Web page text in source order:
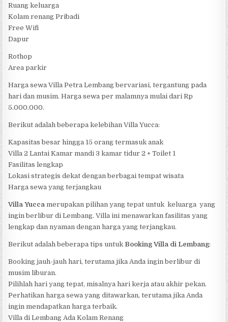
Ruang keluarga
Kolam renang Pribadi
Free Wifi
Dapur
Rothop
Area parkir
Harga sewa Villa Petra Lembang bervariasi, tergantung pada
hari dan musim. Harga sewa per malamnya mulai dari Rp
5.000.000.
Berikut adalah beberapa kelebihan Villa Yucca:
Kapasitas besar hingga 15 orang termasuk anak
Villa 2 Lantai Kamar mandi 3 kamar tidur 2 + Toilet 1
Fasilitas lengkap
Lokasi strategis dekat dengan berbagai tempat wisata
Harga sewa yang terjangkau
Villa Yucca merupakan pilihan yang tepat untuk keluarga yang
ingin berlibur di Lembang. Villa ini menawarkan fasilitas yang
lengkap dan nyaman dengan harga yang terjangkau.
Berikut adalah beberapa tips untuk Booking Villa di Lembang:
Booking jauh-jauh hari, terutama jika Anda ingin berlibur di
musim liburan.
Pilihlah hari yang tepat, misalnya hari kerja atau akhir pekan.
Perhatikan harga sewa yang ditawarkan, terutama jika Anda
ingin mendapatkan harga terbaik.
Villa di Lembang Ada Kolam Renang